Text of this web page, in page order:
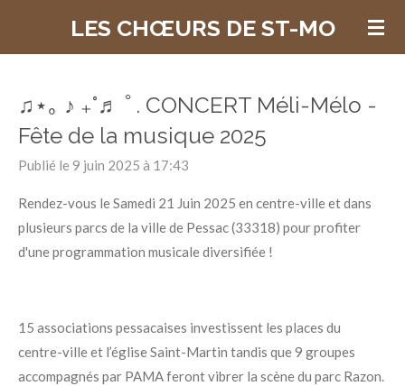
LES CHŒURS DE ST-MO
♫⋆｡ ♪ ₊˚♬ ﾟ. CONCERT Méli-Mélo -
Fête de la musique 2025
Publié le 9 juin 2025 à 17:43
Rendez-vous le Samedi 21 Juin 2025 en centre-ville et dans
plusieurs parcs de la ville de Pessac (33318) pour profiter
d'une programmation musicale diversifiée !
15 associations pessacaises investissent les places du
centre-ville et l’église Saint-Martin tandis que 9 groupes
accompagnés par PAMA feront vibrer la scène du parc Razon.